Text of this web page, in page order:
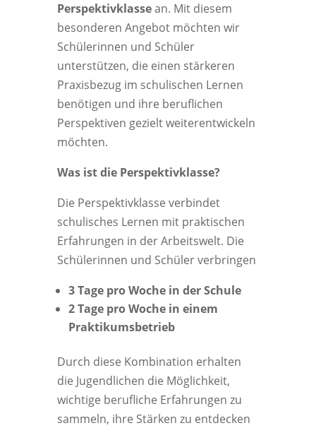
Perspektivklassean. Mit diesem
besonderen Angebot möchten wir
Schülerinnen und Schüler
unterstützen, die einen stärkeren
Praxisbezug im schulischen Lernen
benötigen und ihre beruflichen
Perspektiven gezielt weiterentwickeln
möchten.
Was ist die Perspektivklasse?
Die Perspektivklasse verbindet
schulisches Lernen mit praktischen
Erfahrungen in der Arbeitswelt. Die
Schülerinnen und Schüler verbringen
3 Tage pro Woche in der Schule
2 Tage pro Woche in einem
Praktikumsbetrieb
Durch diese Kombination erhalten
die Jugendlichen die Möglichkeit,
wichtige berufliche Erfahrungen zu
sammeln, ihre Stärken zu entdecken